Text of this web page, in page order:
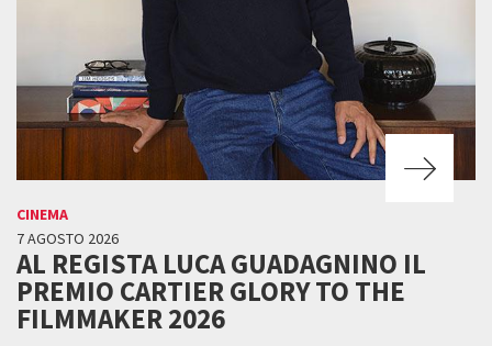
CINEMA
7 AGOSTO 2026
AL REGISTA LUCA GUADAGNINO IL
PREMIO CARTIER GLORY TO THE
FILMMAKER 2026